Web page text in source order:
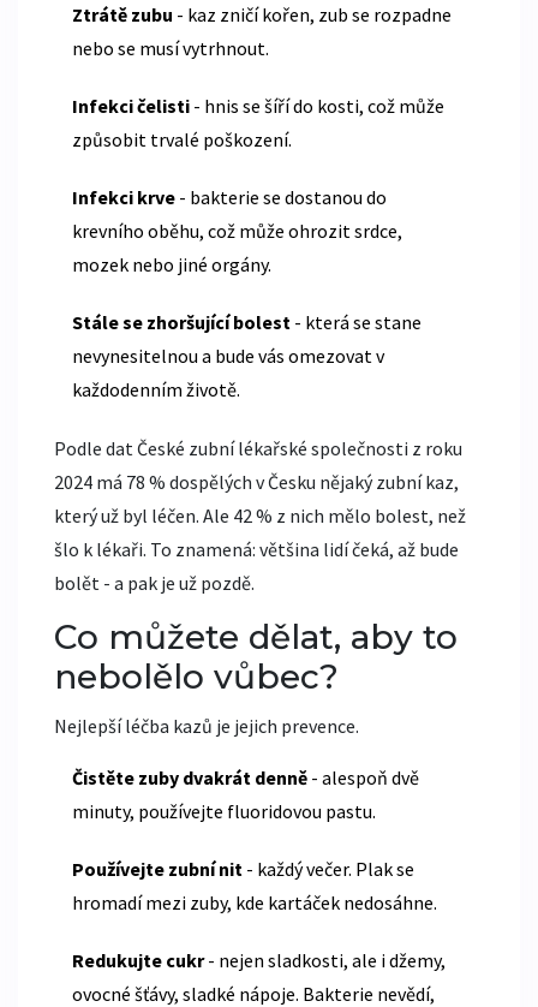
Ztrátě zubu - kaz zničí kořen, zub se rozpadne
nebo se musí vytrhnout.
Infekci čelisti - hnis se šíří do kosti, což může
způsobit trvalé poškození.
Infekci krve - bakterie se dostanou do
krevního oběhu, což může ohrozit srdce,
mozek nebo jiné orgány.
Stále se zhoršující bolest - která se stane
nevynesitelnou a bude vás omezovat v
každodenním životě.
Podle dat České zubní lékařské společnosti z roku
2024 má 78 % dospělých v Česku nějaký zubní kaz,
který už byl léčen. Ale 42 % z nich mělo bolest, než
šlo k lékaři. To znamená: většina lidí čeká, až bude
bolět - a pak je už pozdě.
Co můžete dělat, aby to
nebolělo vůbec?
Nejlepší léčba kazů je jejich prevence.
Čistěte zuby dvakrát denně - alespoň dvě
minuty, používejte fluoridovou pastu.
Používejte zubní nit - každý večer. Plak se
hromadí mezi zuby, kde kartáček nedosáhne.
Redukujte cukr- nejen sladkosti, ale i džemy,
ovocné šťávy, sladké nápoje. Bakterie nevědí,